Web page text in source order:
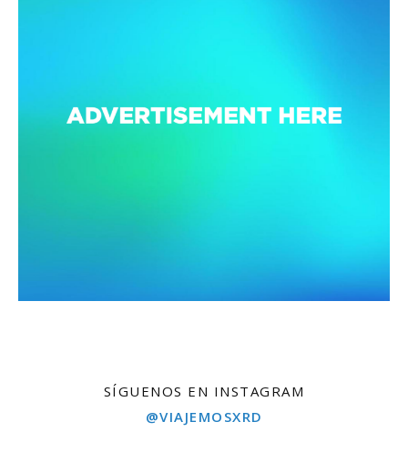
SÍGUENOS EN INSTAGRAM
@VIAJEMOSXRD